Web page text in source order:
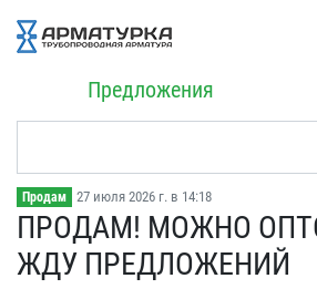
Предложения
Продам 27 июля 2026 г. в 14:18
ПРОДАМ! МОЖНО
ЖДУ ПРЕДЛОЖЕНИЙ